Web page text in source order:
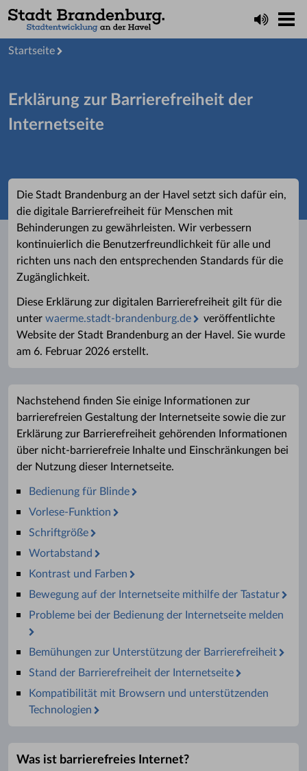
Startseite
Erklärung zur Barrierefreiheit der
Internetseite
Die Stadt Brandenburg an der Havel setzt sich dafür ein,
die digitale Barrierefreiheit für Menschen mit
Behinderungen zu gewährleisten. Wir verbessern
kontinuierlich die Benutzerfreundlichkeit für alle und
richten uns nach den entsprechenden Standards für die
Zugänglichkeit.
Diese Erklärung zur digitalen Barrierefreiheit gilt für die
unter waerme.stadt-brandenburg.de
veröffentlichte
Website der Stadt Brandenburg an der Havel. Sie wurde
am 6. Februar 2026 erstellt.
Nachstehend finden Sie einige Informationen zur
barrierefreien Gestaltung der Internetseite sowie die zur
Erklärung zur Barrierefreiheit gehörenden Informationen
über nicht-barrierefreie Inhalte und Einschränkungen bei
der Nutzung dieser Internetseite.
Bedienung für Blinde
Vorlese-Funktion
Schriftgröße
Wortabstand
Kontrast und Farben
Bewegung auf der Internetseite mithilfe der Tastatur
Probleme bei der Bedienung der Internetseite melden
Bemühungen zur Unterstützung der Barrierefreiheit
Stand der Barrierefreiheit der Internetseite
Kompatibilität mit Browsern und unterstützenden
Technologien
Was ist barrierefreies Internet?